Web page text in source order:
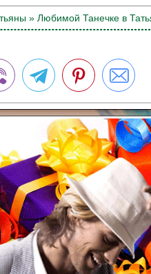
» Любимой Танечке в